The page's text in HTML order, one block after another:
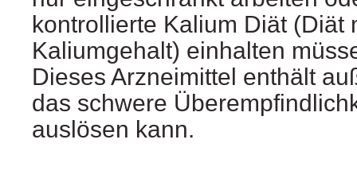
kontrollierte Kalium Diät (Diät
Kaliumgehalt) einhalten
Dieses Arzneimittel enthält
das schwere
auslösen kann.